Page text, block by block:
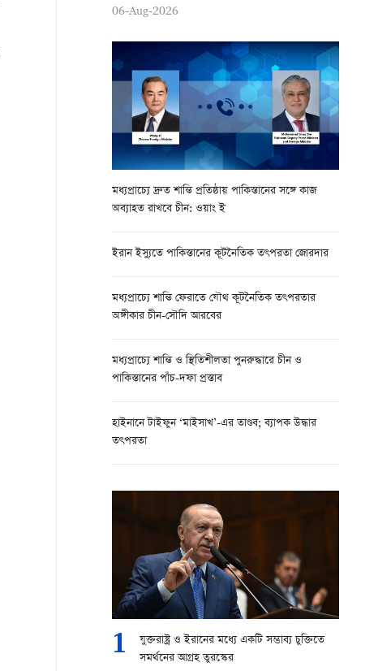
06-Aug-2026
মধ্যপ্রাচ্যে দ্রুত শান্তি প্রতিষ্ঠায় পাকিস্তানের সঙ্গে কাজ
অব্যাহত রাখবে চীন: ওয়াং ই
ইরান ইস্যুতে পাকিস্তানের কূটনৈতিক তৎপরতা জোরদার
মধ্যপ্রাচ্যে শান্তি ফেরাতে যৌথ কূটনৈতিক তৎপরতার
অঙ্গীকার চীন-সৌদি আরবের
মধ্যপ্রাচ্যে শান্তি ও স্থিতিশীলতা পুনরুদ্ধারে চীন ও
পাকিস্তানের পাঁচ-দফা প্রস্তাব
হাইনানে টাইফুন ‘মাইসাখ’-এর তাণ্ডব; ব্যাপক উদ্ধার
তৎপরতা
1
যুক্তরাষ্ট্র ও ইরানের মধ্যে একটি সম্ভাব্য চুক্তিতে
সমর্থনের আগ্রহ তুরস্কের